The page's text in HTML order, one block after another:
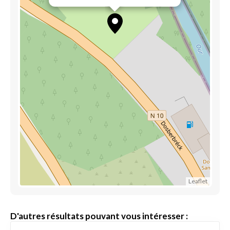
Leaflet
D'autres résultats pouvant vous intéresser :